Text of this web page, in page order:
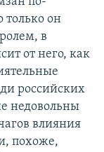
только он
в
от него, как
российских
недовольны
влияния
похоже,